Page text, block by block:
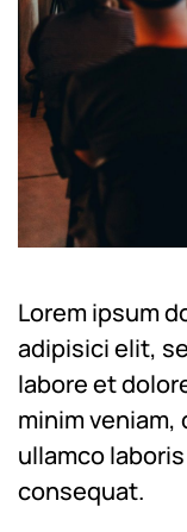
Lorem ipsum
adipisici elit,
labore et
minim
ullamco
consequat.